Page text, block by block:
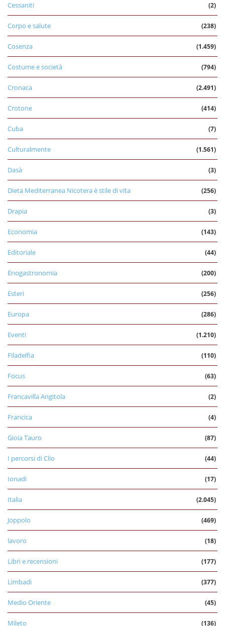
Cessaniti (2)
Corpo e salute (238)
Cosenza (1.459)
Costume e società (794)
Cronaca (2.491)
Crotone (414)
Cuba (7)
Culturalmente (1.561)
Dasà (3)
Dieta Mediterranea Nicotera è stile di vita (256)
Drapia (3)
Economia (143)
Editoriale (44)
Enogastronomia (200)
Esteri (256)
Europa (286)
Eventi (1.210)
Filadelfia (110)
Focus (63)
Francavilla Angitola (2)
Francica (4)
Gioia Tauro (87)
I percorsi di Clio (44)
Ionadi (17)
Italia (2.045)
Joppolo (469)
lavoro (18)
Libri e recensioni (177)
Limbadi (377)
Medio Oriente (45)
Mileto (136)